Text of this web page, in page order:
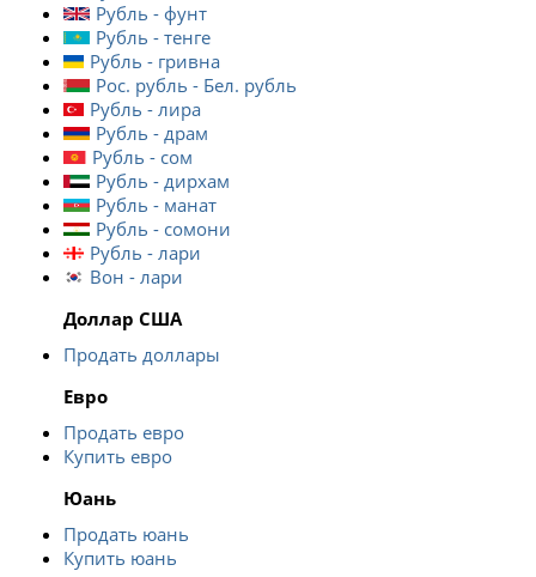
Рубль - фунт
Рубль - тенге
Рубль - гривна
Рос. рубль - Бел. рубль
Рубль - лира
Рубль - драм
Рубль - сом
Рубль - дирхам
Рубль - манат
Рубль - сомони
Рубль - лари
Вон - лари
Доллар США
Продать доллары
Евро
Продать евро
Купить евро
Юань
Продать юань
Купить юань